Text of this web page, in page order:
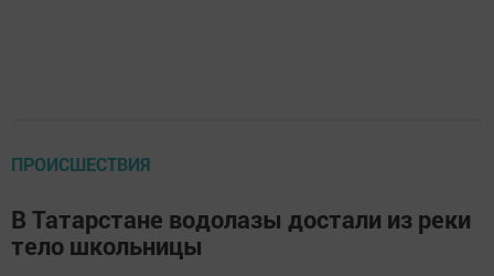
ПРОИСШЕСТВИЯ
В Татарстане водолазы достали из реки
тело школьницы